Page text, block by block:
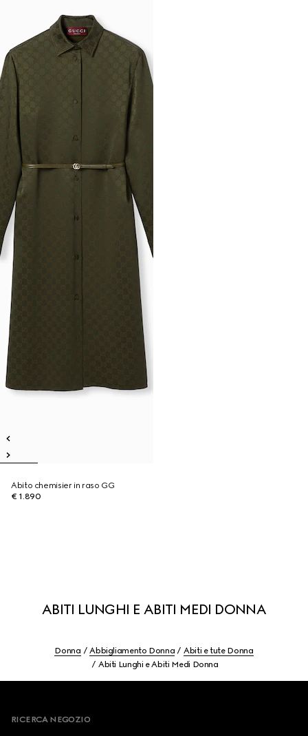
Abito chemisier in raso GG
€ 1.890
ABITI LUNGHI E ABITI MEDI DONNA
Donna Abbigliamento Donna
Abiti e tute Donna
Abiti Lunghi e Abiti Medi Donna
RICERCA NEGOZIO